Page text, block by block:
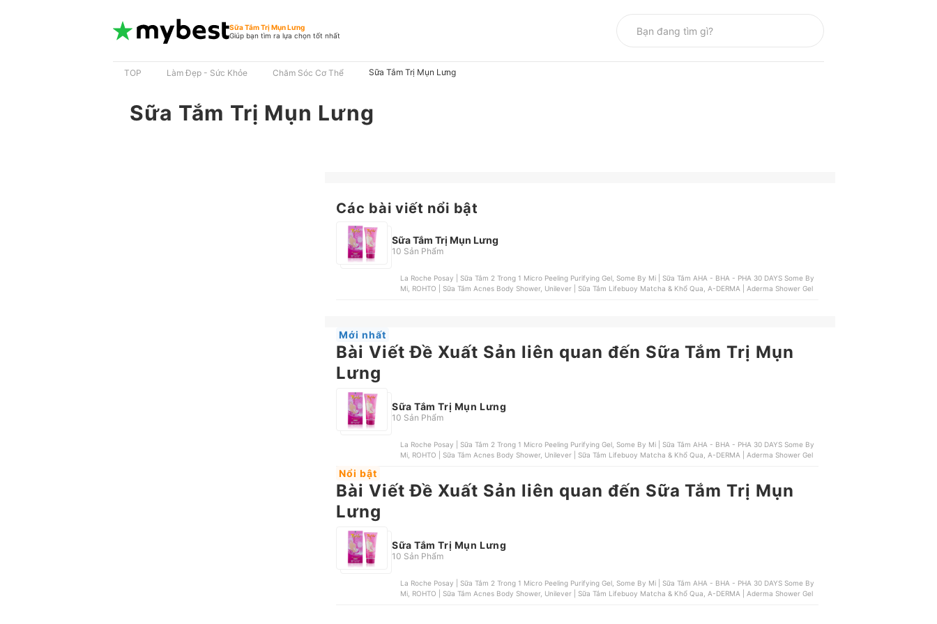
Sữa Tắm Trị Mụn Lưng
Giúp bạn tìm ra lựa chọn tốt nhất
TOP Làm Đẹp - Sức Khỏe Chăm Sóc Cơ Thể Sữa Tắm Trị Mụn Lưng
Sữa Tắm Trị Mụn Lưng
Các bài viết nổi bật
Sữa Tắm Trị Mụn Lưng
10 Sản Phẩm
La Roche Posay | Sữa Tắm 2 Trong 1 Micro Peeling Purifying Gel, Some By Mi | Sữa Tắm AHA - BHA - PHA 30 DAYS Some By
Mi, ROHTO | Sữa Tắm Acnes Body Shower, Unilever | Sữa Tắm Lifebuoy Matcha & Khổ Qua, A-DERMA | Aderma Shower Gel
Mới nhất
Bài Viết Đề Xuất Sản liên quan đến Sữa Tắm Trị Mụn
Lưng
Sữa Tắm Trị Mụn Lưng
10 Sản Phẩm
La Roche Posay | Sữa Tắm 2 Trong 1 Micro Peeling Purifying Gel, Some By Mi | Sữa Tắm AHA - BHA - PHA 30 DAYS Some By
Mi, ROHTO | Sữa Tắm Acnes Body Shower, Unilever | Sữa Tắm Lifebuoy Matcha & Khổ Qua, A-DERMA | Aderma Shower Gel
Nổi bật
Bài Viết Đề Xuất Sản liên quan đến Sữa Tắm Trị Mụn
Lưng
Sữa Tắm Trị Mụn Lưng
10 Sản Phẩm
La Roche Posay | Sữa Tắm 2 Trong 1 Micro Peeling Purifying Gel, Some By Mi | Sữa Tắm AHA - BHA - PHA 30 DAYS Some By
Mi, ROHTO | Sữa Tắm Acnes Body Shower, Unilever | Sữa Tắm Lifebuoy Matcha & Khổ Qua, A-DERMA | Aderma Shower Gel